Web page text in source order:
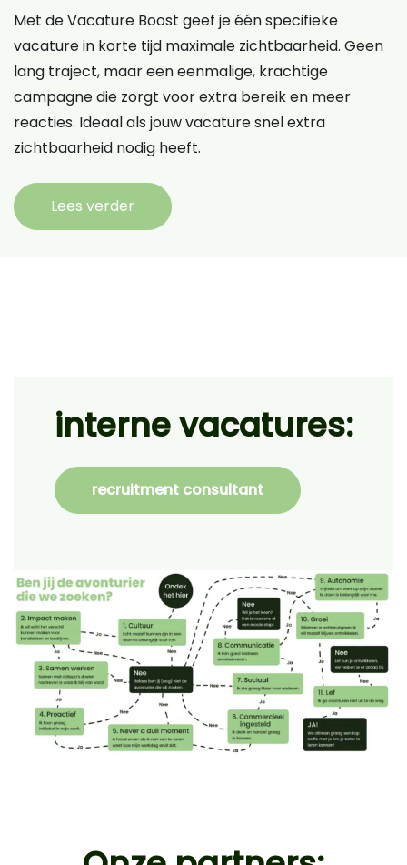
Met de Vacature Boost geef je één specifieke
vacature in korte tijd maximale zichtbaarheid. Geen
lang traject, maar een eenmalige, krachtige
campagne die zorgt voor extra bereik en meer
reacties. Ideaal als jouw vacature snel extra
zichtbaarheid nodig heeft.
Lees verder
interne vacatures:
recruitment consultant